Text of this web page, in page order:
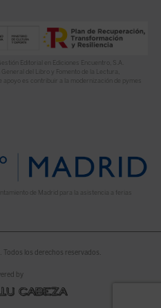
Editorial en Ediciones Encuentro, S.A.
del Libro y Fomento de la Lectura,
apoyo es contribuir a la modernización de pymes
de Madrid para la asistencia a ferias
los derechos reservados.
by